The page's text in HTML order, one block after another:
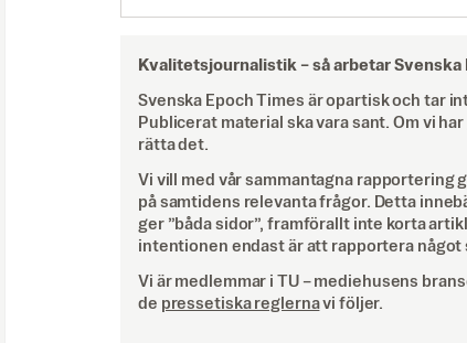
Kvalitetsjournalistik – så arbetar Svenska
Svenska Epoch Times är opartisk och tar
Publicerat material ska vara sant. Om vi
rätta det.
Vi vill med vår sammantagna rapportering
på samtidens relevanta frågor. Detta
ger ”båda sidor”, framförallt inte korta
intentionen endast är att rapportera något
Vi är medlemmar i TU – mediehusens
de pressetiska reglernavi följer.